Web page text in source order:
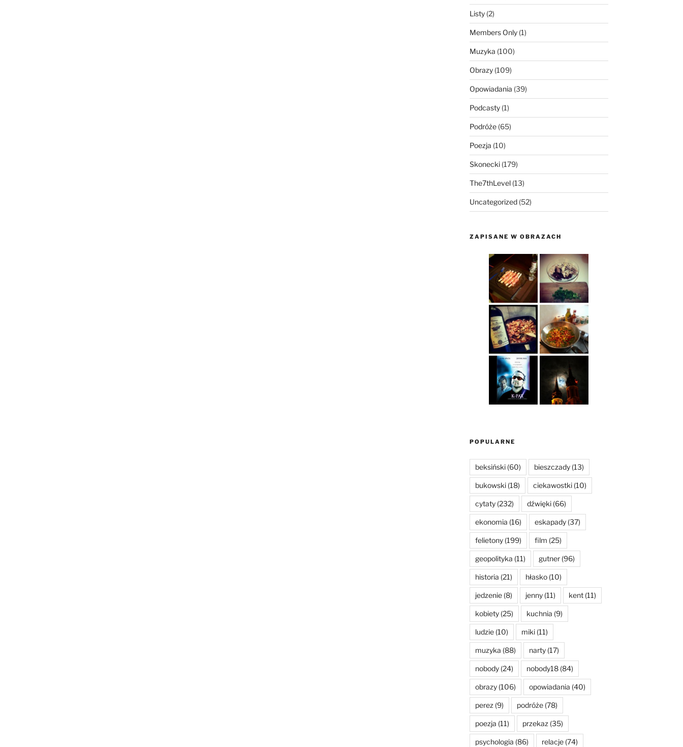
Listy(2)
Members Only(1)
Muzyka (100)
Obrazy(109)
Opowiadania (39)
Podcasty(1)
Podróże(65)
Poezja (10)
Skonecki(179)
The7thLevel(13)
Uncategorized(52)
ZAPISANE W OBRAZACH
POPULARNE
beksiński(60) bieszczady(13)
bukowski(18) ciekawostki(10)
cytaty(232) dźwięki(66)
ekonomia (16) eskapady(37)
felietony(199) film (25)
geopolityka (11) gutner(96)
historia (21) hłasko(10)
jedzenie(8) jenny(11) kent(11)
kobiety(25) kuchnia (9)
ludzie(10) miki(11)
muzyka (88) narty(17)
nobody(24) nobody18(84)
obrazy(106) opowiadania (40)
perez (9) podróże(78)
poezja (11) przekaz (35)
psychologia (86) relacje(74)